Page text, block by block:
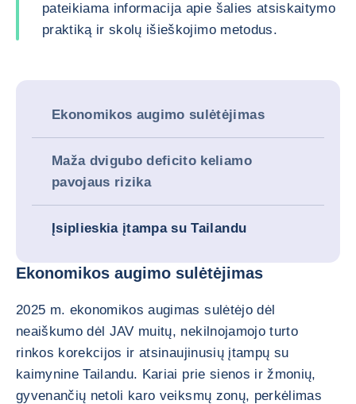
pateikiama informacija apie šalies atsiskaitymo
praktiką ir skolų išieškojimo metodus.
Ekonomikos augimo sulėtėjimas
Maža dvigubo deficito keliamo
pavojaus rizika
Įsiplieskia įtampa su Tailandu
Ekonomikos augimo sulėtėjimas
2025 m. ekonomikos augimas sulėtėjo dėl
neaiškumo dėl JAV muitų, nekilnojamojo turto
rinkos korekcijos ir atsinaujinusių įtampų su
kaimynine Tailandu. Kariai prie sienos ir žmonių,
gyvenančių netoli karo veiksmų zonų, perkėlimas